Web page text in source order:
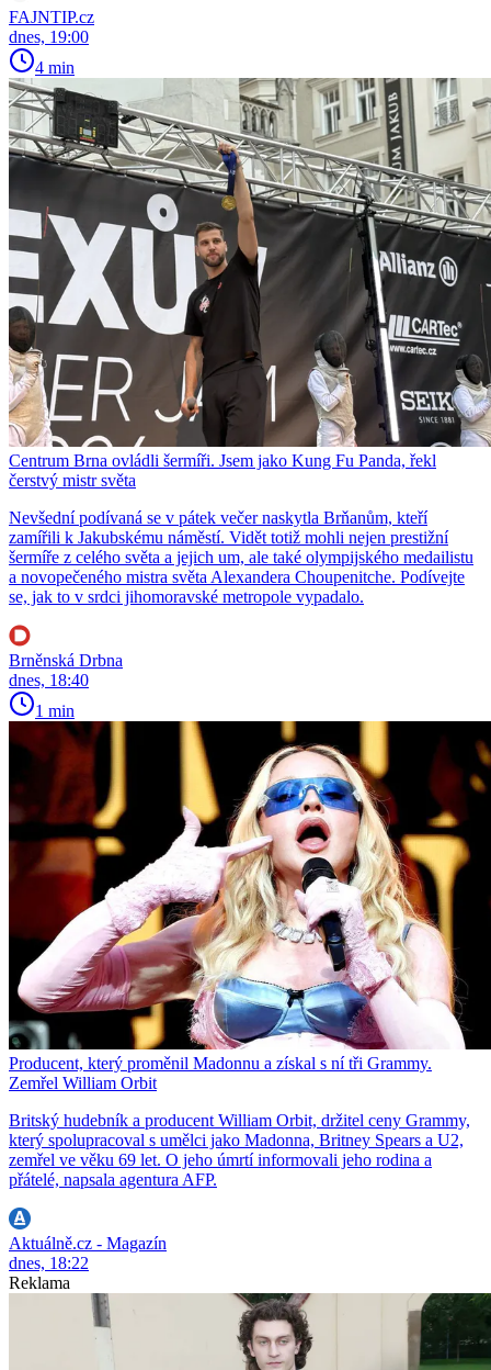
FAJNTIP.cz
dnes, 19:00
4 min
Centrum Brna ovládli šermíři. Jsem jako Kung Fu Panda, řekl
čerstvý mistr světa
Nevšední podívaná se v pátek večer naskytla Brňanům, kteří
zamířili k Jakubskému náměstí. Vidět totiž mohli nejen prestižní
šermíře z celého světa a jejich um, ale také olympijského medailistu
a novopečeného mistra světa Alexandera Choupenitche. Podívejte
se, jak to v srdci jihomoravské metropole vypadalo.
Brněnská Drbna
dnes, 18:40
1 min
Producent, který proměnil Madonnu a získal s ní tři Grammy.
Zemřel William Orbit
Britský hudebník a producent William Orbit, držitel ceny Grammy,
který spolupracoval s umělci jako Madonna, Britney Spears a U2,
zemřel ve věku 69 let. O jeho úmrtí informovali jeho rodina a
přátelé, napsala agentura AFP.
Aktuálně.cz - Magazín
dnes, 18:22
Reklama